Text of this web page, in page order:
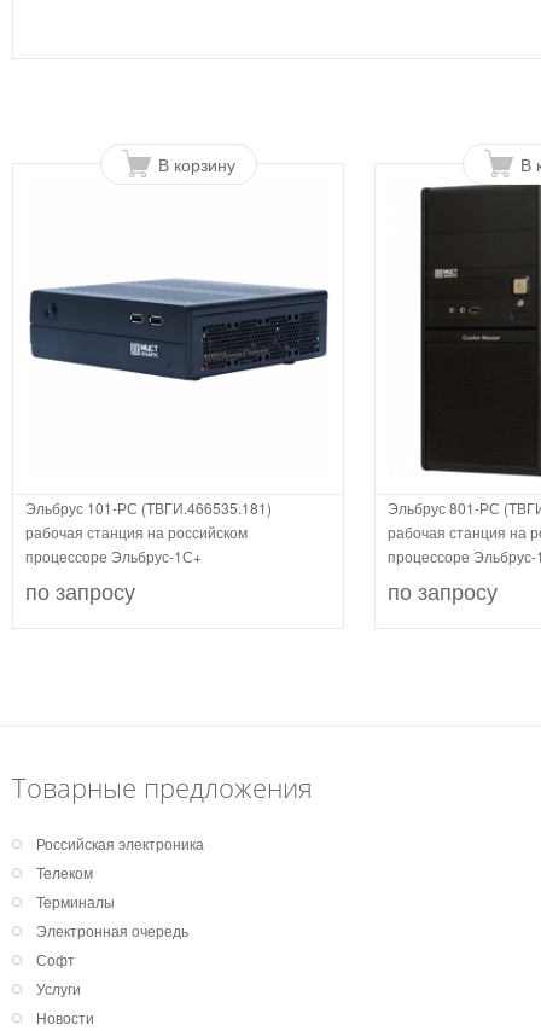
В корзину
Эльбрус 101-РС (ТВГИ.466535.181)
рабочая станция на российском
процессоре Эльбрус-1С+
по запросу
В
Эльбрус 801-РС
рабочая станция на
процессоре
по запросу
Товарные предложения
Российская электроника
Телеком
Терминалы
Электронная очередь
Софт
Услуги
Новости